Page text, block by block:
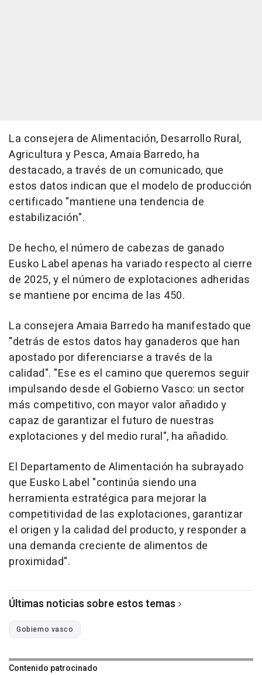
La consejera de Alimentación, Desarrollo Rural,
Agricultura y Pesca, Amaia Barredo, ha
destacado, a través de un comunicado, que
estos datos indican que el modelo de producción
certificado "mantiene una tendencia de
estabilización".
De hecho, el número de cabezas de ganado
Eusko Label apenas ha variado respecto al cierre
de 2025, y el número de explotaciones adheridas
se mantiene por encima de las 450.
La consejera Amaia Barredo ha manifestado que
"detrás de estos datos hay ganaderos que han
apostado por diferenciarse a través de la
calidad". "Ese es el camino que queremos seguir
impulsando desde el Gobierno Vasco: un sector
más competitivo, con mayor valor añadido y
capaz de garantizar el futuro de nuestras
explotaciones y del medio rural", ha añadido.
El Departamento de Alimentación ha subrayado
que Eusko Label "continúa siendo una
herramienta estratégica para mejorar la
competitividad de las explotaciones, garantizar
el origen y la calidad del producto, y responder a
una demanda creciente de alimentos de
proximidad".
Últimas noticias sobre estos temas
Gobierno vasco
Contenido patrocinado